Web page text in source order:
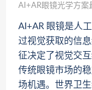
AI+AR眼镜光学方案
AI+AR 眼镜是人
过视觉获取的信
征决定了视觉交
传统眼镜市场的
场机遇。世界卫